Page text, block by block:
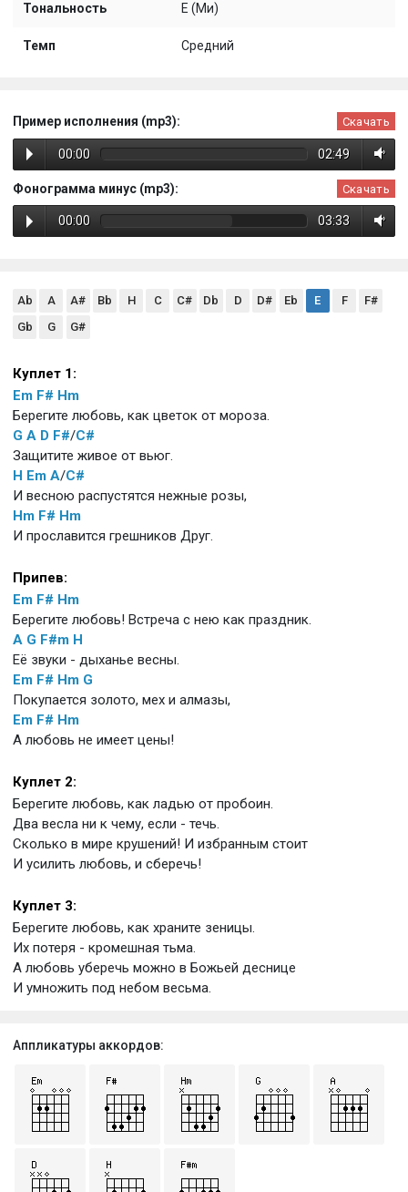
Тональность E (Ми)
Темп Средний
Пример исполнения (mp3): Скачать
00:00 02:49
Фонограмма минус (mp3): Скачать
00:00 03:33
Ab A A# Bb H C C# Db D D# Eb E F
F#
Gb
G G#
Куплет 1:
Em F# Hm
Берегите любовь, как цветок от мороза.
G A D F#/C#
Защитите живое от вьюг.
H Em A/C#
И весною распустятся нежные розы,
Hm F# Hm
И прославится грешников Друг.
Припев:
Em F# Hm
Берегите любовь! Встреча с нею как праздник.
A G F#m H
Её звуки - дыханье весны.
Em F# Hm G
Покупается золото, мех и алмазы,
Em F# Hm
А любовь не имеет цены!
Куплет 2:
Берегите любовь, как ладью от пробоин.
Два весла ни к чему, если - течь.
Сколько в мире крушений! И избранным стоит
И усилить любовь, и сберечь!
Куплет 3:
Берегите любовь, как храните зеницы.
Их потеря - кромешная тьма.
А любовь уберечь можно в Божьей деснице
И умножить под небом весьма.
Аппликатуры аккордов: